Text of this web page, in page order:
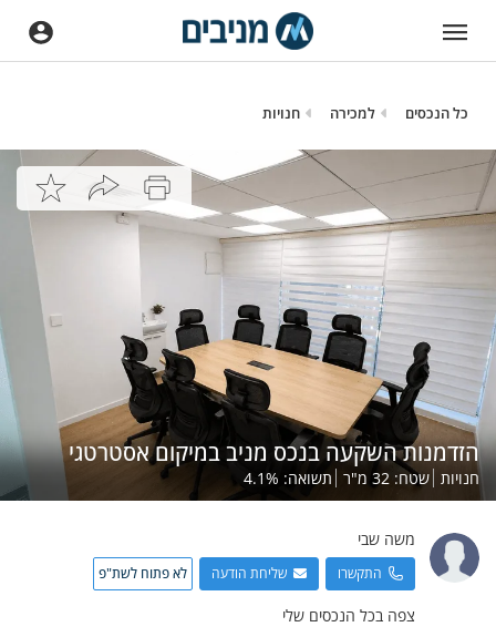
כל הנכסים למכירה חנויות
הזדמנות השקעה בנכס מניב במיקום אסטרטגי
חנויות שטח: 32 מ"ר תשואה: 4.1%
משה שבי
התקשרו שליחת הודעה לא פתוח לשת"פ
צפה בכל הנכסים שלי